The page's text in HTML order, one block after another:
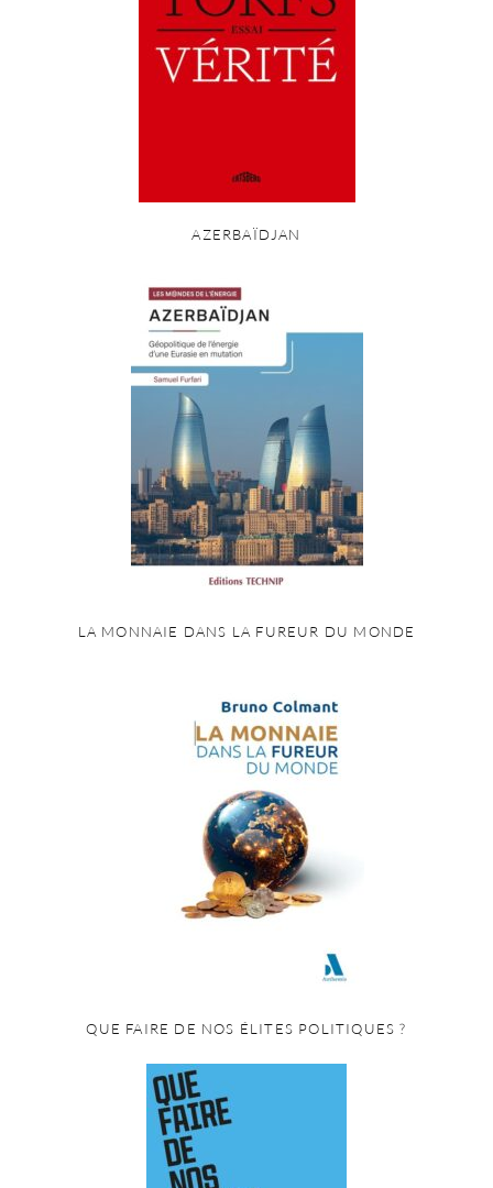
AZERBAÏDJAN
LA MONNAIE DANS LA FUREUR DU MONDE
QUE FAIRE DE NOS ÉLITES POLITIQUES ?